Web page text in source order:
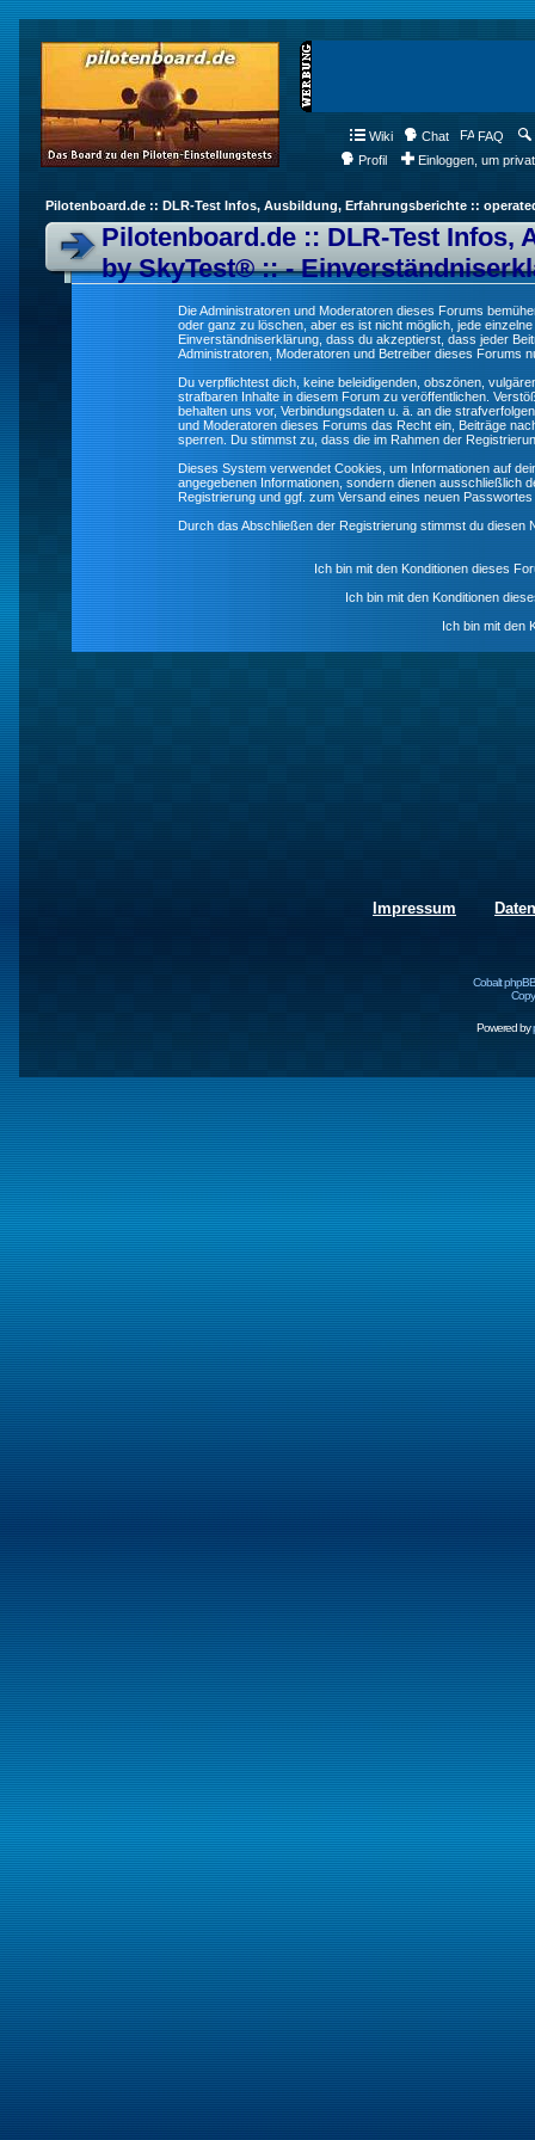
Wiki Chat FAQ
Profil
Einloggen, um
Pilotenboard.de :: DLR-Test Infos, Ausbildung, Erfahrungsberichte ::
Pilotenboard.de :: DLR-Test
by SkyTest® :: -
Die Administratoren und Moderatoren dieses Forums
oder ganz zu löschen, aber es ist nicht möglich, jede
Einverständniserklärung, dass du akzeptierst, dass jeder
Administratoren, Moderatoren und Betreiber dieses Forums
Du verpflichtest dich, keine beleidigenden, obszönen,
strafbaren Inhalte in diesem Forum zu veröffentlichen.
behalten uns vor, Verbindungsdaten u. ä. an die
und Moderatoren dieses Forums das Recht ein, Beiträge
sperren. Du stimmst zu, dass die im Rahmen der
Dieses System verwendet Cookies, um Informationen auf
angegebenen Informationen, sondern dienen ausschließlich
Registrierung und ggf. zum Versand eines neuen
Durch das Abschließen der Registrierung stimmst du diesen
Ich bin mit den Konditionen dieses
Ich bin mit den Konditionen
Ich bin mit den
Impressum
Cobalt
Powered by